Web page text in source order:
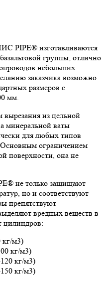
PIPE® изготавливаются
группы, отлично
небольших
заказчика возможно
размеров с
мм.
из цельной
минеральной ваты
для любых типов
Основным ограничением
поверхности, она не
не только защищают
но и соответствуют
препятствуют
вредных веществ в
цилиндров:
кг/м3)
кг/м3)
кг/м3)
кг/м3)